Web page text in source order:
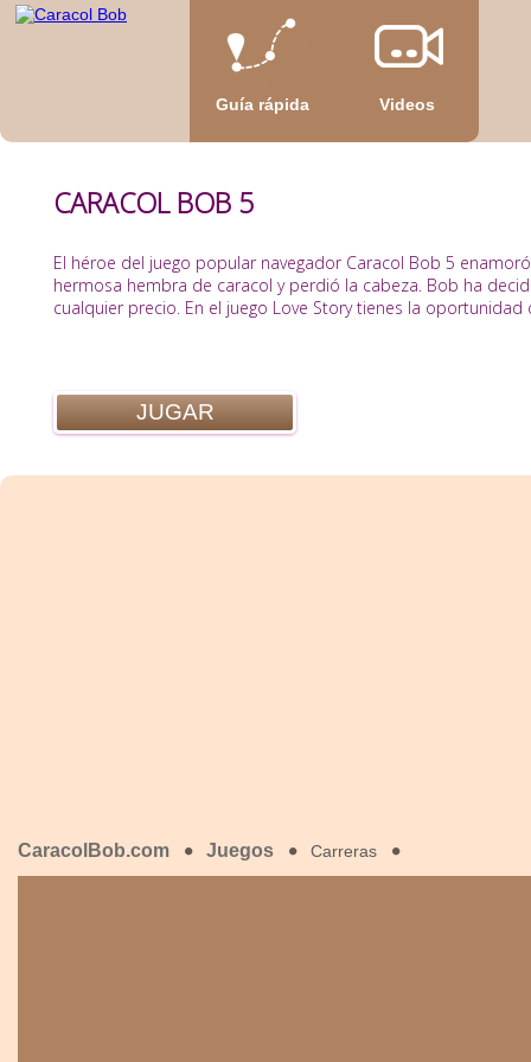
Guía rápida Videos
CARACOL BOB 5
El héroe del juego popular navegador Caracol Bob 5
hermosa hembra de caracol y perdió la cabeza. Bob ha
cualquier precio. En el juego Love Story tienes la oportunidad
JUGAR
CaracolBob.com Juegos Carreras